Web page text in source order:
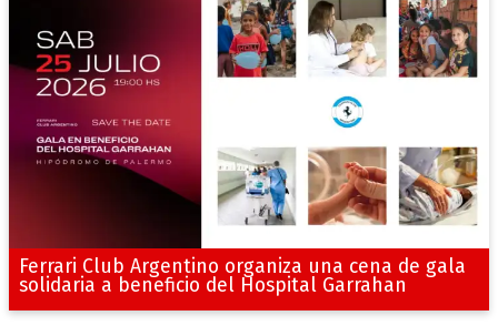
Ferrari Club Argentino organiza una cena de gala
solidaria a beneficio del Hospital Garrahan